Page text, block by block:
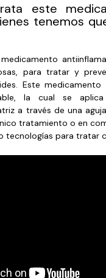
este
tenemos
para tratar y
Este medicamento
la cual se
a través de una
tratamiento o en
tecnologías para tratar